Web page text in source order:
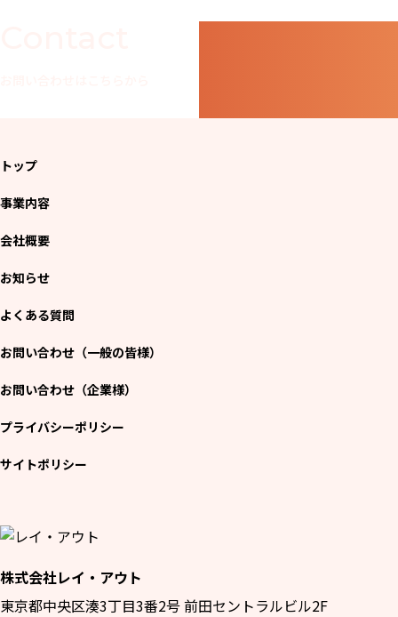
株式会社レイ・アウト
東京都中央区湊3丁目3番2号 前田セントラルビル2F
トップ
事業内容
会社概要
お知らせ
よくある質問
お問い合わせ（一般の皆様）
お問い合わせ（企業様）
プライバシーポリシー
サイトポリシー